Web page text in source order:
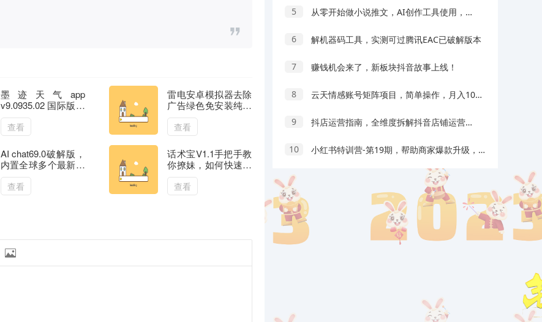
墨迹天气app
v9.0935.02 国际版解
锁会员修改版
查看
雷电安卓模拟器去除
广告绿色免安装纯净
版，雷电模拟器是一
款免费的安卓模拟器
查看
AI chat69.0破解版，
内置全球多个最新大
模型/最强人工智能
助手
查看
话术宝V1.1手把手教
你撩妹，如何快速提
升聊天技巧，脱单处
CP简简单单。
查看

5 从零开始做小说推文，AI创作工具使用，爆单秘诀与运营策略
6 解机器码工具，实测可过腾讯EAC已破解版本
7 赚钱机会来了，新板块抖音故事上线！
8 云天情感账号矩阵项目，简单操作，月入10万+可放大（教程+素材）
9 抖店运营指南，全维度拆解抖音店铺运营维护，小店经营与商品卡起量策略
10 小红书特训营-第19期，帮助商家爆款升级，用小红书引流，打造淘宝爆款